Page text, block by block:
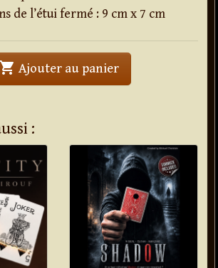
de l’étui fermé : 9 cm x 7 cm
shopping_cart Ajouter au panier' . Etui simple (lot
: